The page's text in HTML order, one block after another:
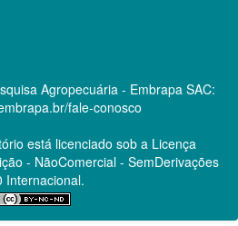
Agropecuária - Embrapa SAC:
fale-conosco
está licenciado sob a Licença
- NãoComercial - SemDerivações
Internacional.